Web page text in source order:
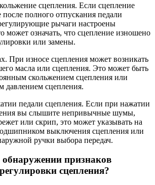
сцепления. Если сцепление
после полного отпускания педали
рычаги настроены
может означать, что сцепление изношено
или замены.
При износе сцепления может возникать
масла или сцепления. Это может быть
скольжением сцепления или
давлением сцепления.
педали сцепления. Если при нажатии
вы слышите непривычные шумы,
или скрип, это может указывать на
выключения сцепления или
ручки выбора передач.
признаков
сцепления?